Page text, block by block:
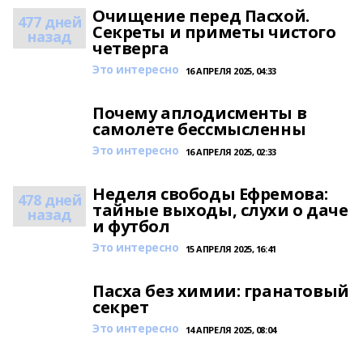
477 дней
назад
Очищение перед Пасхой.
Секреты и приметы чистого
четверга
Это интересно 16 АПРЕЛЯ 2025, 04:33
Почему аплодисменты в
самолете бессмысленны
Это интересно 16 АПРЕЛЯ 2025, 02:33
478 дней
назад
Неделя cвободы Ефремова:
тайные выходы, слухи о даче
и футбол
Это интересно 15 АПРЕЛЯ 2025, 16:41
Пасха без химии: гранатовый
секрет
Это интересно 14 АПРЕЛЯ 2025, 08:04